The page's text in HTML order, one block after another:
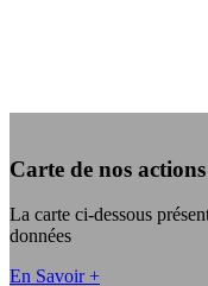
Carte de nos actions
La carte ci-dessous
données
En Savoir +